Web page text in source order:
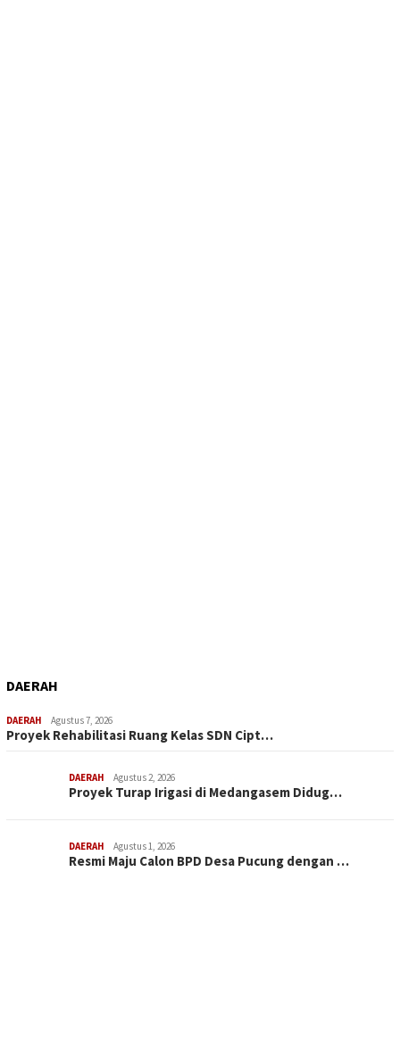
DAERAH
DAERAH Agustus 7, 2026
Proyek Rehabilitasi Ruang Kelas SDN Cipt…
DAERAH Agustus 2, 2026
Proyek Turap Irigasi di Medangasem Didug…
DAERAH Agustus 1, 2026
Resmi Maju Calon BPD Desa Pucung dengan …